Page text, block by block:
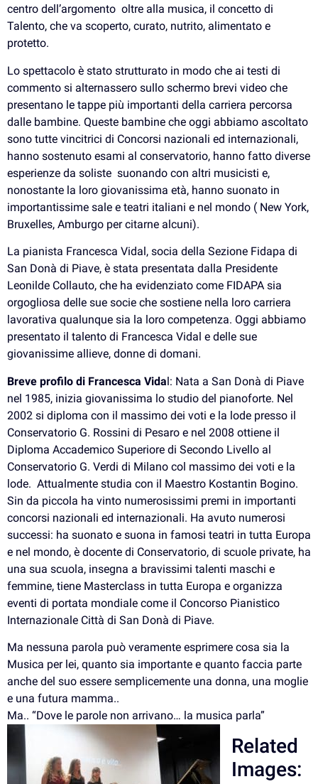
centro dell’argomento oltre alla musica, il concetto di
Talento, che va scoperto, curato, nutrito, alimentato e
protetto.
Lo spettacolo è stato strutturato in modo che ai testi di
commento si alternassero sullo schermo brevi video che
presentano le tappe più importanti della carriera percorsa
dalle bambine. Queste bambine che oggi abbiamo ascoltato
sono tutte vincitrici di Concorsi nazionali ed internazionali,
hanno sostenuto esami al conservatorio, hanno fatto diverse
esperienze da soliste suonando con altri musicisti e,
nonostante la loro giovanissima età, hanno suonato in
importantissime sale e teatri italiani e nel mondo ( New York,
Bruxelles, Amburgo per citarne alcuni).
La pianista Francesca Vidal, socia della Sezione Fidapa di
San Donà di Piave, è stata presentata dalla Presidente
Leonilde Collauto, che ha evidenziato come FIDAPA sia
orgogliosa delle sue socie che sostiene nella loro carriera
lavorativa qualunque sia la loro competenza. Oggi abbiamo
presentato il talento di Francesca Vidal e delle sue
giovanissime allieve, donne di domani.
Breve profilo di Francesca Vidal: Nata a San Donà di Piave
nel 1985, inizia giovanissima lo studio del pianoforte. Nel
2002 si diploma con il massimo dei voti e la lode presso il
Conservatorio G. Rossini di Pesaro e nel 2008 ottiene il
Diploma Accademico Superiore di Secondo Livello al
Conservatorio G. Verdi di Milano col massimo dei voti e la
lode. Attualmente studia con il Maestro Kostantin Bogino.
Sin da piccola ha vinto numerosissimi premi in importanti
concorsi nazionali ed internazionali. Ha avuto numerosi
successi: ha suonato e suona in famosi teatri in tutta Europa
e nel mondo, è docente di Conservatorio, di scuole private, ha
una sua scuola, insegna a bravissimi talenti maschi e
femmine, tiene Masterclass in tutta Europa e organizza
eventi di portata mondiale come il Concorso Pianistico
Internazionale Città di San Donà di Piave.
Ma nessuna parola può veramente esprimere cosa sia la
Musica per lei, quanto sia importante e quanto faccia parte
anche del suo essere semplicemente una donna, una moglie
e una futura mamma..
Ma.. “Dove le parole non arrivano… la musica parla”
Related
Images: